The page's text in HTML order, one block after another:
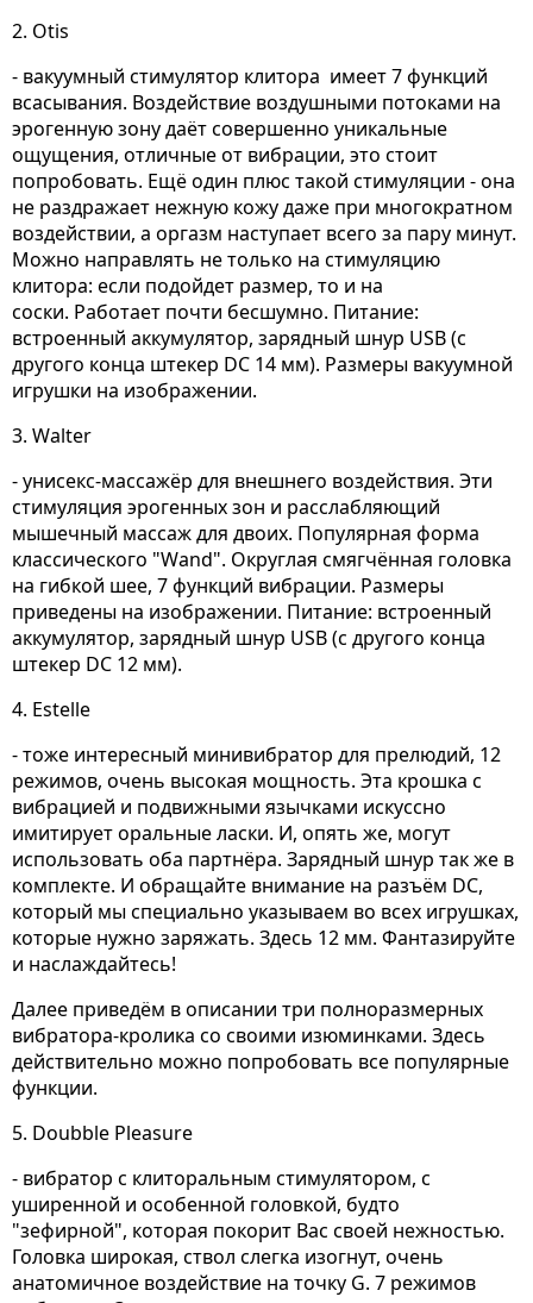
2. Otis
- вакуумный стимулятор клитора имеет 7 функций
всасывания. Воздействие воздушными потоками на
эрогенную зону даёт совершенно уникальные
ощущения, отличные от вибрации, это стоит
попробовать. Ещё один плюс такой стимуляции - она
не раздражает нежную кожу даже при многократном
воздействии, а оргазм наступает всего за пару минут.
Можно направлять не только на стимуляцию
клитора: если подойдет размер, то и на
соски. Работает почти бесшумно. Питание:
встроенный аккумулятор, зарядный шнур USB (с
другого конца штекер DC 14 мм). Размеры вакуумной
игрушки на изображении.
3. Walter
- унисекс-массажёр для внешнего воздействия. Эти
стимуляция эрогенных зон и расслабляющий
мышечный массаж для двоих. Популярная форма
классического "Wand". Округлая смягчённая головка
на гибкой шее, 7 функций вибрации. Размеры
приведены на изображении. Питание: встроенный
аккумулятор, зарядный шнур USB (с другого конца
штекер DC 12 мм).
4. Estelle
- тоже интересный минивибратор для прелюдий, 12
режимов, очень высокая мощность. Эта крошка с
вибрацией и подвижными язычками искуссно
имитирует оральные ласки. И, опять же, могут
использовать оба партнёра. Зарядный шнур так же в
комплекте. И обращайте внимание на разъём DC,
который мы специально указываем во всех игрушках,
которые нужно заряжать. Здесь 12 мм. Фантазируйте
и наслаждайтесь!
Далее приведём в описании три полноразмерных
вибратора-кролика со своими изюминками. Здесь
действительно можно попробовать все популярные
функции.
5. Doubble Pleasure
- вибратор с клиторальным стимулятором, с
уширенной и особенной головкой, будто
"зефирной", которая покорит Вас своей нежностью.
Головка широкая, ствол слегка изогнут, очень
анатомичное воздействие на точку G. 7 режимов